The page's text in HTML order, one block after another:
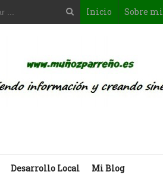
Inicio Sobre mi
Desarrollo Local Mi Blog